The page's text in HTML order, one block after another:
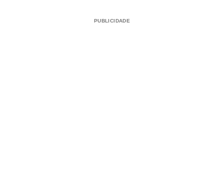
PUBLICIDADE